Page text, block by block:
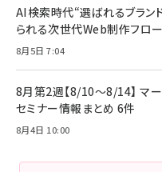
AI検索時代“選ばれるブラン
られる次世代Web制作フロ
8月5日 7:04
8月第2週【8/10～8/14】 マ
セミナー情報まとめ 6件
8月4日 10:00